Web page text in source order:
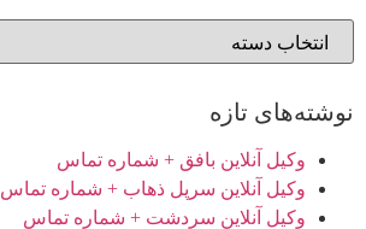
نوشته‌های تازه
وکیل آنلاین بافق + شماره تماس
وکیل آنلاین سرپل ذهاب + شماره تماس
وکیل آنلاین سردشت + شماره تماس